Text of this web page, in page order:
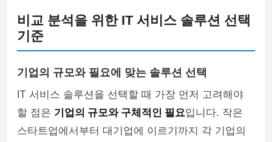
비교 분석을 위한 IT 서비스 솔루션 선택
기준
기업의 규모와 필요에 맞는 솔루션 선택
IT 서비스 솔루션을 선택할 때 가장 먼저 고려해야
할 점은 기업의 규모와 구체적인 필요입니다. 작은
스타트업에서부터 대기업에 이르기까지 각 기업의